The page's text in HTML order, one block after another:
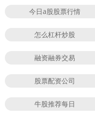
今日a股股票行情
怎么杠杆炒股
融资融券交易
股票配资公司
牛股推荐每日